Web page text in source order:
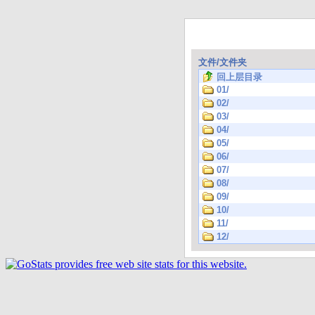
文件/文件夹
回上层目录
01/
02/
03/
04/
05/
06/
07/
08/
09/
10/
11/
12/